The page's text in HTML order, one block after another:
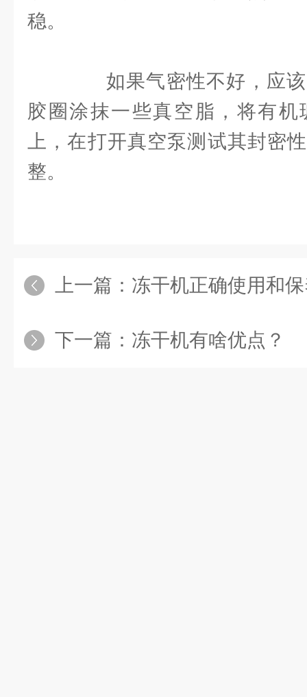
稳。
如果气密性不好，应该
胶圈涂抹一些真空脂，将有
上，在打开真空泵测试其封密
整。
上一篇： 冻干机正确使用和
下一篇： 冻干机有啥优点？